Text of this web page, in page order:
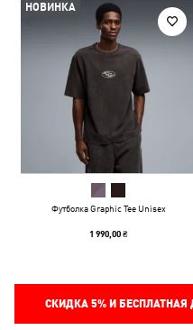
НОВИНКА
Футболка Graphic Tee Unisex
1 990,00 ₴
СКИДКА 5%И БЕСПЛАТНАЯ